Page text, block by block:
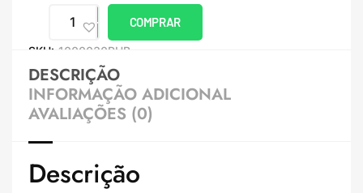
COMPRAR
SKU: 1000030PUB
DESCRIÇÃO
INFORMAÇÃO ADICIONAL
AVALIAÇÕES (0)
Descrição